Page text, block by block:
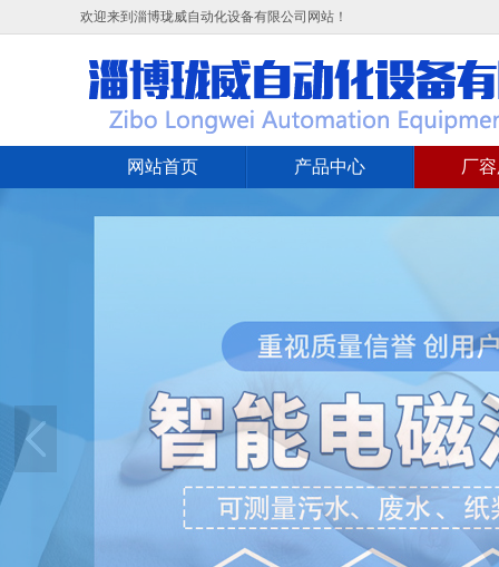
欢迎来到淄博珑威自动化设备有限公司网站！
网站首页 产品中心 厂